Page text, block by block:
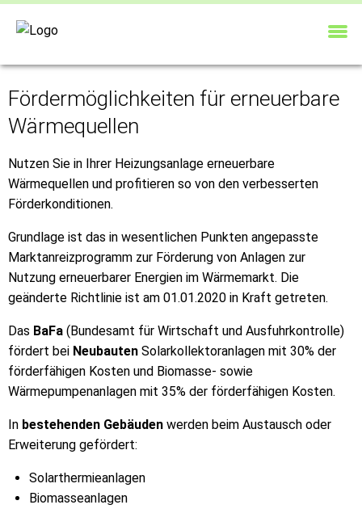
Fördermöglichkeiten für erneuerbare
Wärmequellen
Nutzen Sie in Ihrer Heizungsanlage erneuerbare
Wärmequellen und profitieren so von den verbesserten
Förderkonditionen.
Grundlage ist das in wesentlichen Punkten angepasste
Marktanreizprogramm zur Förderung von Anlagen zur
Nutzung erneuerbarer Energien im Wärmemarkt. Die
geänderte Richtlinie ist am 01.01.2020 in Kraft getreten.
Das BaFa (Bundesamt für Wirtschaft und Ausfuhrkontrolle)
fördert bei Neubauten Solarkollektoranlagen mit 30% der
förderfähigen Kosten und Biomasse- sowie
Wärmepumpenanlagen mit 35% der förderfähigen Kosten.
In bestehenden Gebäuden werden beim Austausch oder
Erweiterung gefördert:
Solarthermieanlagen
Biomasseanlagen